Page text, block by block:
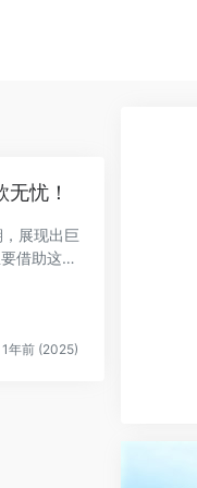
忧！
展现出巨
借助这一
1年前 (2025)